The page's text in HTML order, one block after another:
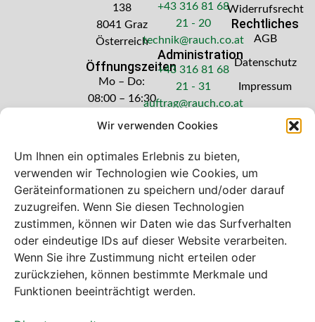
Wir verwenden Cookies
Um Ihnen ein optimales Erlebnis zu bieten,
verwenden wir Technologien wie Cookies, um
Geräteinformationen zu speichern und/oder darauf
zuzugreifen. Wenn Sie diesen Technologien
zustimmen, können wir Daten wie das Surfverhalten
oder eindeutige IDs auf dieser Website verarbeiten.
Wenn Sie ihre Zustimmung nicht erteilen oder
zurückziehen, können bestimmte Merkmale und
Funktionen beeinträchtigt werden.
138
8041 Graz
Österreich
Öffnungszeiten
Mo – Do:
08:00 – 16:30
Freitag: 08:00
+43 316 81 68
21 - 20
technik@rauch.co.at
Administration
+43 316 81 68
21 - 31
auftrag@rauch.co.at
Widerrufsrecht
Rechtliches
AGB
Datenschutz
Impressum
Bei diesem Webshop handelt es sich um
einen B2B-Webshop
A. Rauch GmbH – Ihr Experte aus Österreich für Waagen,
Eich- & Kalibrierservice, Sprühnebel-Zerstäubungstechnik
und Lebensmittelmaschinen.